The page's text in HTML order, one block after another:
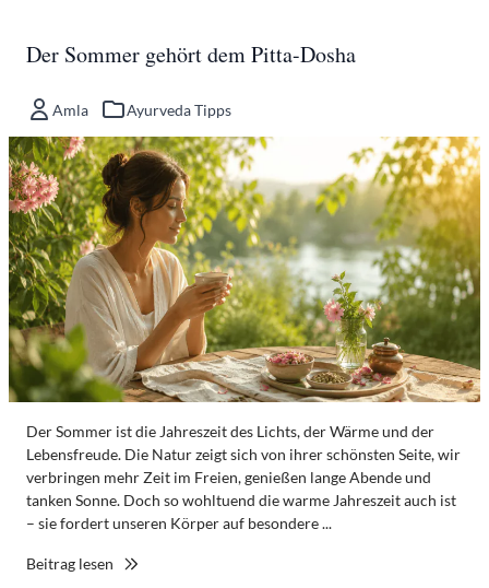
Der Sommer gehört dem Pitta-Dosha
Amla Ayurveda Tipps
Der Sommer ist die Jahreszeit des Lichts, der Wärme und der
Lebensfreude. Die Natur zeigt sich von ihrer schönsten Seite, wir
verbringen mehr Zeit im Freien, genießen lange Abende und
tanken Sonne. Doch so wohltuend die warme Jahreszeit auch ist
– sie fordert unseren Körper auf besondere ...
Beitrag lesen